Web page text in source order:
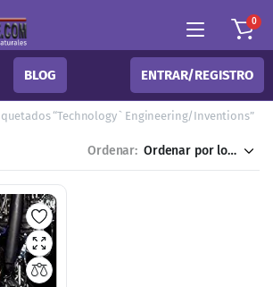
0
BLOG ENTRAR/REGISTRO
“Technology ` Engineering/Inventions”
Ordenar: